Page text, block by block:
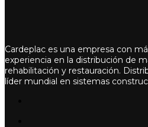
Cardeplac es una empresa con
experiencia en la distribución de
rehabilitación y restauración.
líder mundial en sistemas